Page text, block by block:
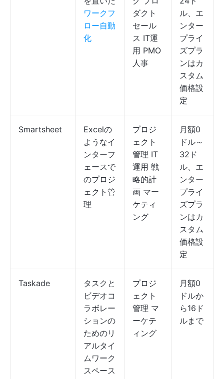
ワークフ
ロー自動
化
ダクト
セール
ス IT運
用 PMO
人事
ル、エ
ンター
プライ
ズプラ
ンはカ
スタム
価格設
定
Smartsheet
Excelの
ようなイ
ンターフ
ェースで
のプロジ
ェクト管
理
プロジ
ェクト
管理 IT
運用 戦
略的計
画 マー
ケティ
ング
月額0
ドル～
32ド
ル、エ
ンター
プライ
ズプラ
ンはカ
スタム
価格設
定
Taskade
タスクと
ビデオコ
ラボレー
ションの
ためのリ
アルタイ
ムワーク
スペース
プロジ
ェクト
管理 マ
ーケテ
ィング
月額0
ドルか
ら16ド
ルまで